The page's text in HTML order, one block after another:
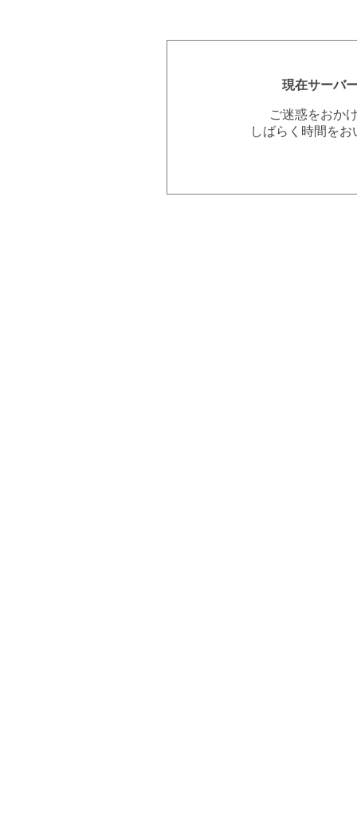
現在サーバ
ご迷惑をおか
しばらく時間を